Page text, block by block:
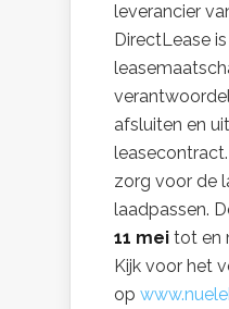
leverancier
DirectLease
afsluiten en
zorg voor de
laadpassen.
11 mei tot en
Kijk voor het
op